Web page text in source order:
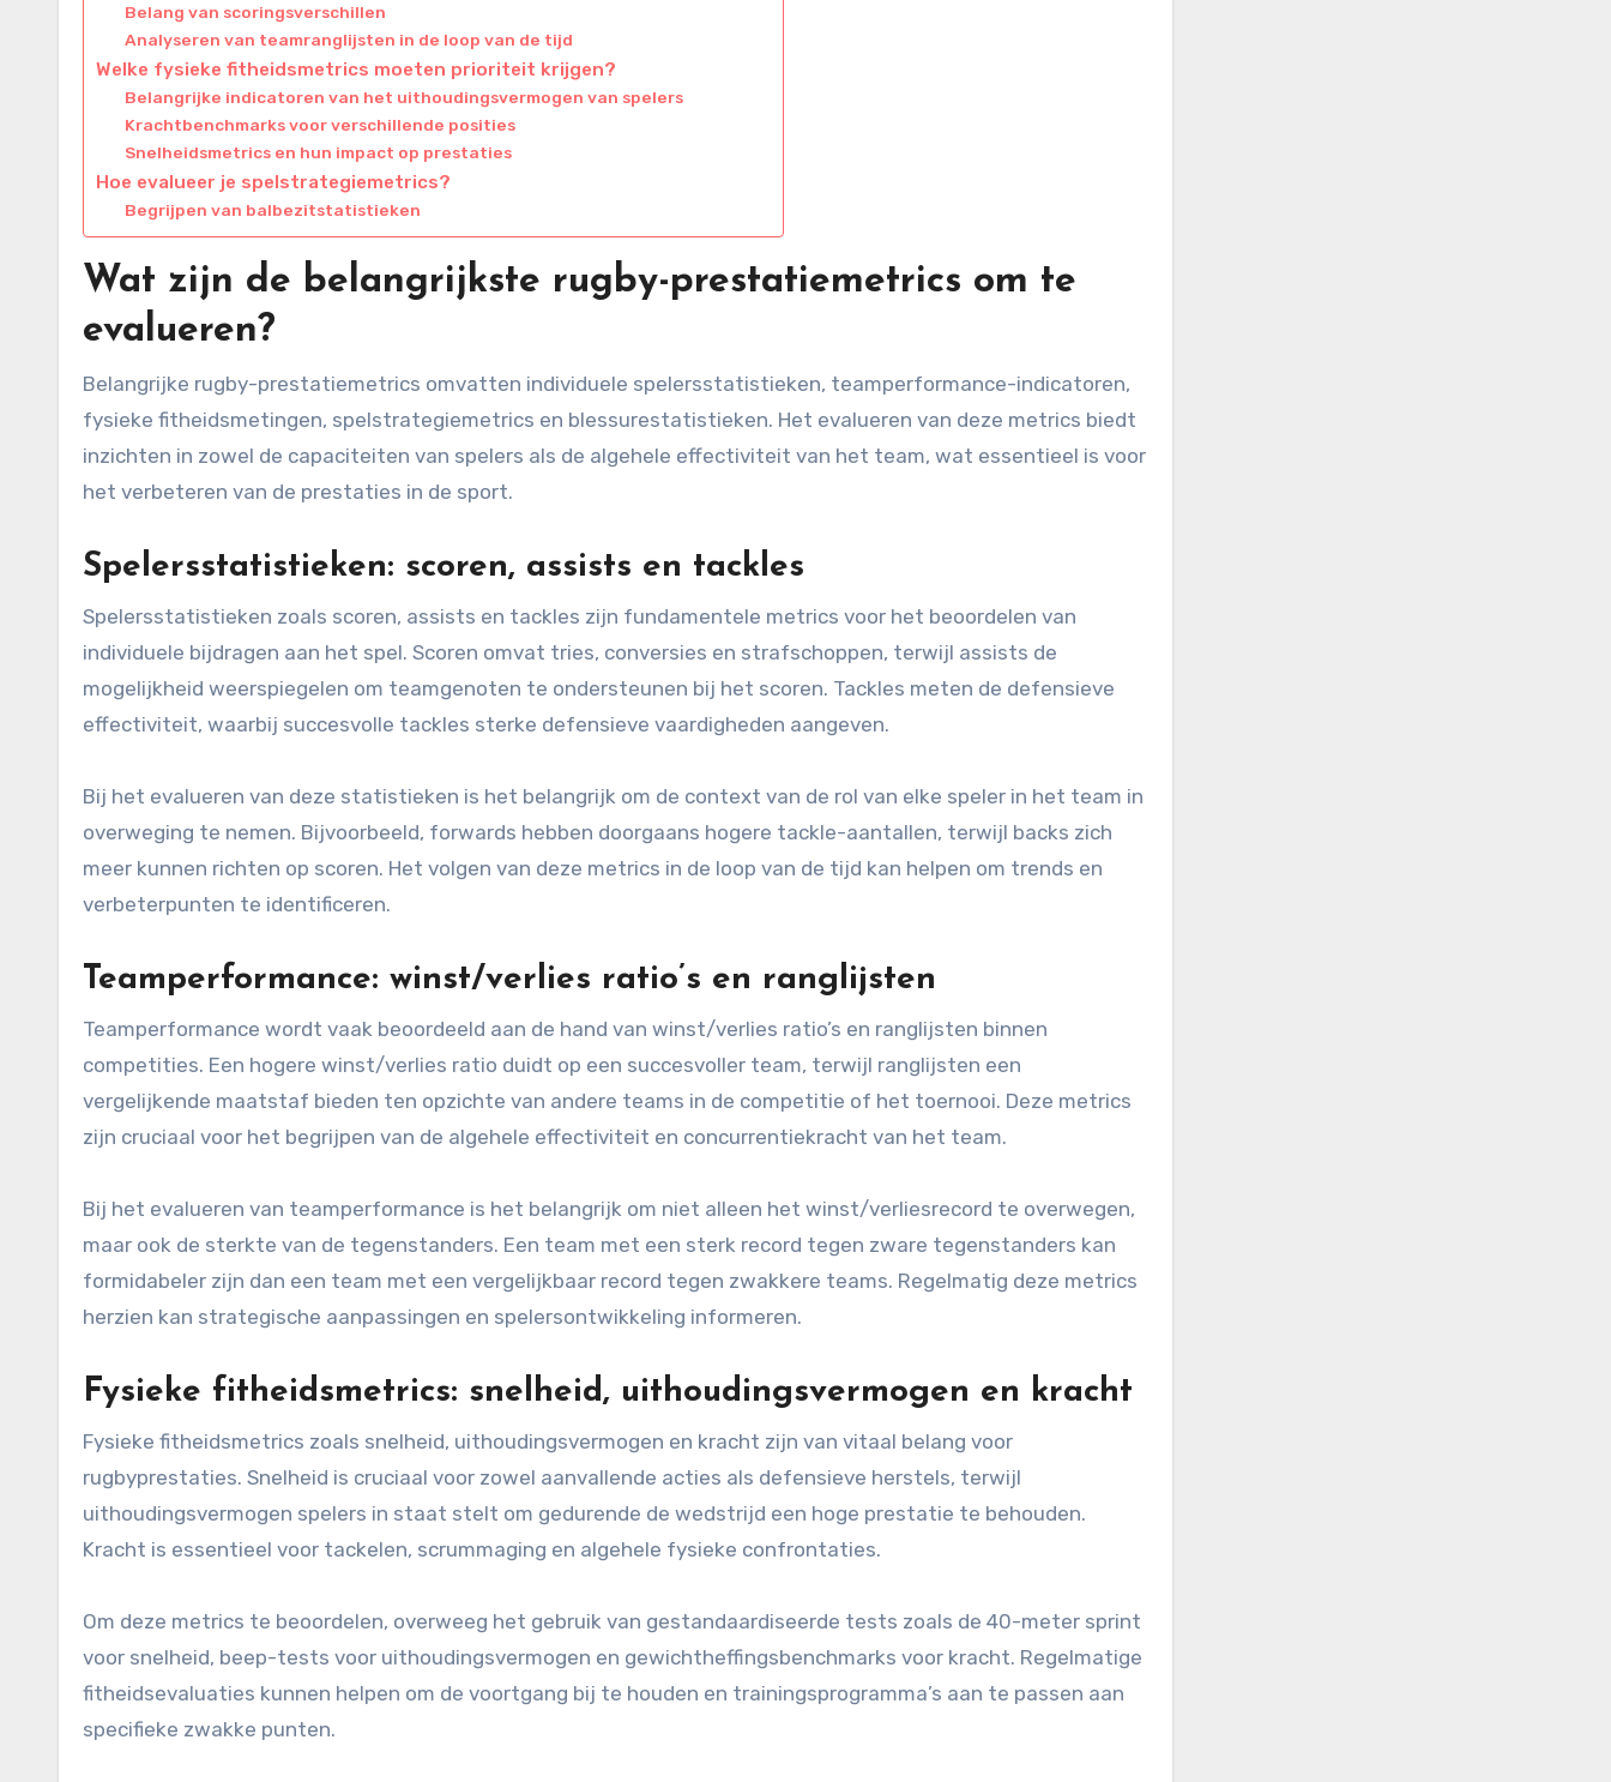
Belang van scoringsverschillen
Analyseren van teamranglijsten in de loop van de tijd
Welke fysieke fitheidsmetrics moeten prioriteit krijgen?
Belangrijke indicatoren van het uithoudingsvermogen van spelers
Krachtbenchmarks voor verschillende posities
Snelheidsmetrics en hun impact op prestaties
Hoe evalueer je spelstrategiemetrics?
Begrijpen van balbezitstatistieken
Wat zijn de belangrijkste rugby-prestatiemetrics om te
evalueren?
Belangrijke rugby-prestatiemetrics omvatten individuele spelersstatistieken, teamperformance-indicatoren,
fysieke fitheidsmetingen, spelstrategiemetrics en blessurestatistieken. Het evalueren van deze metrics biedt
inzichten in zowel de capaciteiten van spelers als de algehele effectiviteit van het team, wat essentieel is voor
het verbeteren van de prestaties in de sport.
Spelersstatistieken: scoren, assists en tackles
Spelersstatistieken zoals scoren, assists en tackles zijn fundamentele metrics voor het beoordelen van
individuele bijdragen aan het spel. Scoren omvat tries, conversies en strafschoppen, terwijl assists de
mogelijkheid weerspiegelen om teamgenoten te ondersteunen bij het scoren. Tackles meten de defensieve
effectiviteit, waarbij succesvolle tackles sterke defensieve vaardigheden aangeven.
Bij het evalueren van deze statistieken is het belangrijk om de context van de rol van elke speler in het team in
overweging te nemen. Bijvoorbeeld, forwards hebben doorgaans hogere tackle-aantallen, terwijl backs zich
meer kunnen richten op scoren. Het volgen van deze metrics in de loop van de tijd kan helpen om trends en
verbeterpunten te identificeren.
Teamperformance: winst/verlies ratio’s en ranglijsten
Teamperformance wordt vaak beoordeeld aan de hand van winst/verlies ratio’s en ranglijsten binnen
competities. Een hogere winst/verlies ratio duidt op een succesvoller team, terwijl ranglijsten een
vergelijkende maatstaf bieden ten opzichte van andere teams in de competitie of het toernooi. Deze metrics
zijn cruciaal voor het begrijpen van de algehele effectiviteit en concurrentiekracht van het team.
Bij het evalueren van teamperformance is het belangrijk om niet alleen het winst/verliesrecord te overwegen,
maar ook de sterkte van de tegenstanders. Een team met een sterk record tegen zware tegenstanders kan
formidabeler zijn dan een team met een vergelijkbaar record tegen zwakkere teams. Regelmatig deze metrics
herzien kan strategische aanpassingen en spelersontwikkeling informeren.
Fysieke fitheidsmetrics: snelheid, uithoudingsvermogen en kracht
Fysieke fitheidsmetrics zoals snelheid, uithoudingsvermogen en kracht zijn van vitaal belang voor
rugbyprestaties. Snelheid is cruciaal voor zowel aanvallende acties als defensieve herstels, terwijl
uithoudingsvermogen spelers in staat stelt om gedurende de wedstrijd een hoge prestatie te behouden.
Kracht is essentieel voor tackelen, scrummaging en algehele fysieke confrontaties.
Om deze metrics te beoordelen, overweeg het gebruik van gestandaardiseerde tests zoals de 40-meter sprint
voor snelheid, beep-tests voor uithoudingsvermogen en gewichtheffingsbenchmarks voor kracht. Regelmatige
fitheidsevaluaties kunnen helpen om de voortgang bij te houden en trainingsprogramma’s aan te passen aan
specifieke zwakke punten.